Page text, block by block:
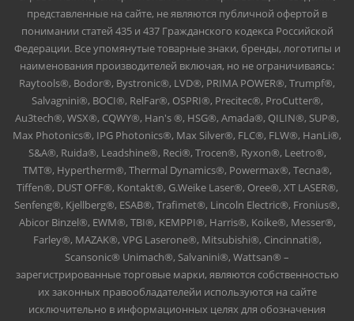
представленные на сайте, не являются публичной офертой в
понимании статей 435 и 437 Гражданского кодекса Российской
Федерации. Все упомянутые товарные знаки, бренды, логотипы и
наименования производителей включая, но не ограничиваясь:
Raytools®, Bodor®, Bystronic®, LVD®, PRIMA POWER®, Trumpf®,
Salvagnini®, BOCI®, RelFar®, OSPRI®, Precitec®, ProCutter®,
Au3tech®, WSX®, CQWY®, Han's ®, HSG®, Amada®, QILIN®, SUP®,
Max Photonics®, IPG Photonics®, Max Silver®, FLC®, FLW®, HanLi®,
S&A®, Ruida®, Leadshine®, Reci®, Trocen®, Ryxon®, Leetro®,
TMT®, Hypertherm®, Thermal Dynamics®, Powermax®, Tecna®,
Tiffen®, DUST OFF®, Kontakt®, G.Weike Laser®, Oree®, XT LASER®,
Senfeng®, Kjellberg®, ESAB®, Trafimet®, Lincoln Electric®, Fronius®,
Abicor Binzel®, EWM®, TBI®, KEMPPI®, Harris®, Koike®, Messer®,
Farley®, MAZAK®, VPG Laserone®, Mitsubishi®, Cincinnati®,
Scansonic® Unimach®, Salvanini®, Wattsan® –
зарегистрированные торговые марки, являются собственностью
их законных правообладателейи используются на сайте
исключительно в информационных целях для обозначения